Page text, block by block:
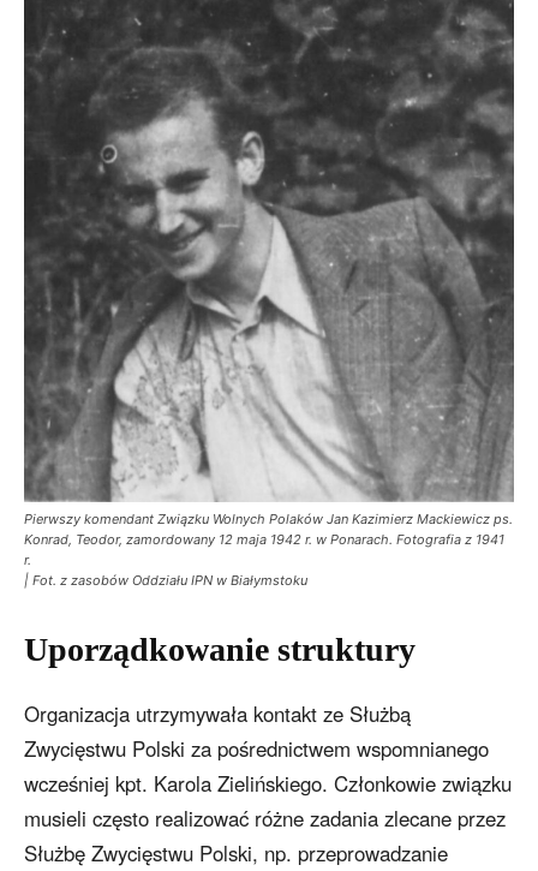
Pierwszy komendant Związku Wolnych Polaków Jan Kazimierz Mackiewicz ps.
Konrad, Teodor, zamordowany 12 maja 1942 r. w Ponarach. Fotografia z 1941
r.
| Fot. z zasobów Oddziału IPN w Białymstoku
Uporządkowanie struktury
Organizacja utrzymywała kontakt ze Służbą
Zwycięstwu Polski za pośrednictwem wspomnianego
wcześniej kpt. Karola Zielińskiego. Członkowie związku
musieli często realizować różne zadania zlecane przez
Służbę Zwycięstwu Polski, np. przeprowadzanie